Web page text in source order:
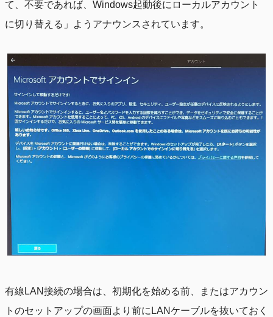
て、不要であれば、Windows起動後にローカルアカウント
に切り替える」ようアナウンスされています。
有線LAN接続の場合は、初期化を始める前、またはアカウン
トのセットアップの画面より前にLANケーブルを抜いておく